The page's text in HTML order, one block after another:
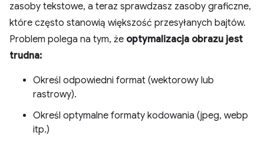
zasoby tekstowe, a teraz sprawdzasz zasoby graficzne,
które często stanowią większość przesyłanych bajtów.
Problem polega na tym, że optymalizacja obrazu jest
trudna:
Określ odpowiedni format (wektorowy lub
rastrowy).
Określ optymalne formaty kodowania (jpeg, webp
itp.)